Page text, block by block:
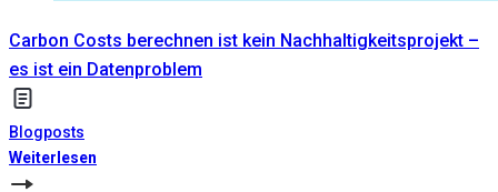
Carbon Costs berechnen ist kein Nachhaltigkeitsprojekt –
es ist ein Datenproblem
Blogposts
Weiterlesen